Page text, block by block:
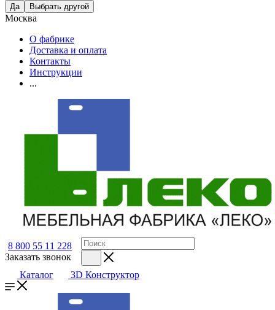
Да Выбрать другой
Москва
О фабрике
Доставка и оплата
Контакты
Инструкции
...
8 800 55 11 228
Заказать звонок
Каталог
3D Конструктор